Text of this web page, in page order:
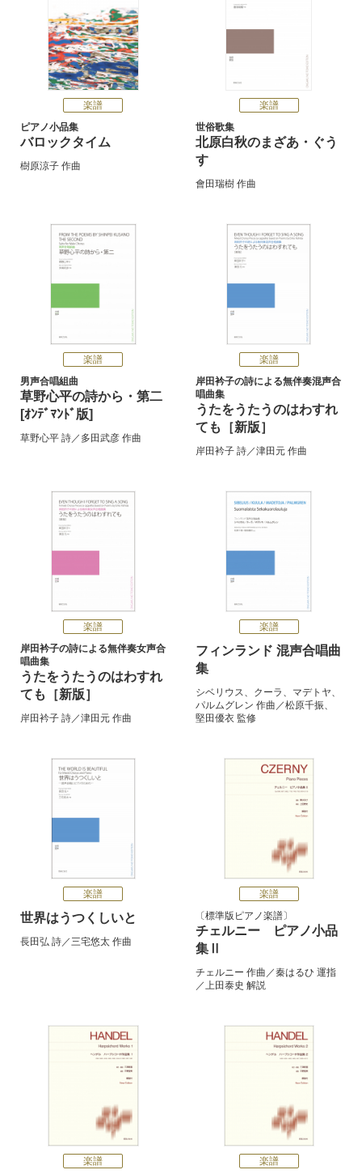
楽譜
ピアノ小品集
バロックタイム
樹原涼子 作曲
楽譜
世俗歌集
北原白秋のまざあ・ぐう
す
會田瑞樹 作曲
楽譜
男声合唱組曲
草野心平の詩から・第二
[ｵﾝﾃﾞﾏﾝﾄﾞ版]
草野心平 詩／ 多田武彦 作曲
楽譜
岸田衿子の詩による無伴奏混声合
唱曲集
うたをうたうのはわすれ
ても［新版］
岸田衿子 詩／津田元 作曲
楽譜
岸田衿子の詩による無伴奏女声合
唱曲集
うたをうたうのはわすれ
ても［新版］
岸田衿子 詩／津田元 作曲
楽譜
フィンランド 混声合唱曲
集
シベリウス、 クーラ 、 マデトヤ、
パルムグレン 作曲／松原千振、
堅田優衣 監修
楽譜
世界はうつくしいと
長田弘 詩／三宅悠太 作曲
楽譜
標準版ピアノ楽譜
チェルニー ピアノ小品
集Ⅱ
チェルニー 作曲／秦はるひ 運指
／上田泰史 解説
楽譜
楽譜